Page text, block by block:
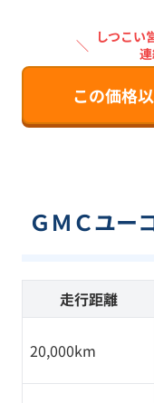
＼ しつこい
この価格
ＧＭＣユー
走行距離
20,000km